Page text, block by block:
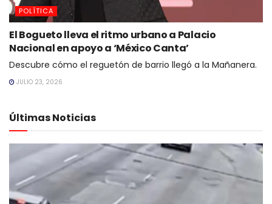
POLÍTICA
El Bogueto lleva el ritmo urbano a Palacio
Nacional en apoyo a ‘México Canta’
Descubre cómo el reguetón de barrio llegó a la Mañanera.
JULIO 23, 2026
Últimas Noticias